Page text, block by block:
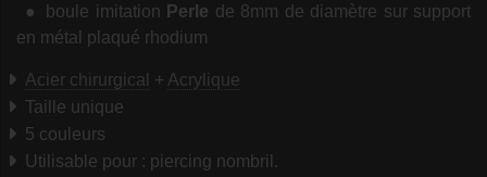
boule imitation Perle de 8mm de diamètre sur support
en métal plaqué rhodium
Acier chirurgical + Acrylique
Taille unique
5 couleurs
Utilisable pour : piercing nombril.